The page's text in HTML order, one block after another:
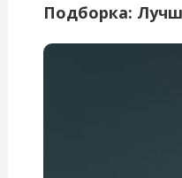
Подборка: